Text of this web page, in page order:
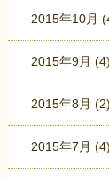
2015年10月
2015年9月 (4)
2015年8月 (2)
2015年7月 (4)